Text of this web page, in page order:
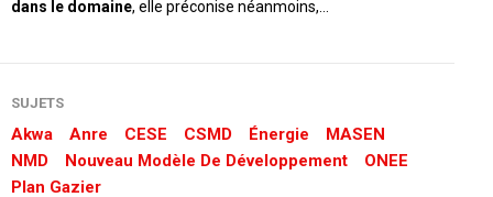
dans le domaine, elle préconise néanmoins,…
SUJETS
Akwa Anre CESE CSMD Énergie
MASEN
NMD
Nouveau Modèle De Développement
ONEE
Plan Gazier